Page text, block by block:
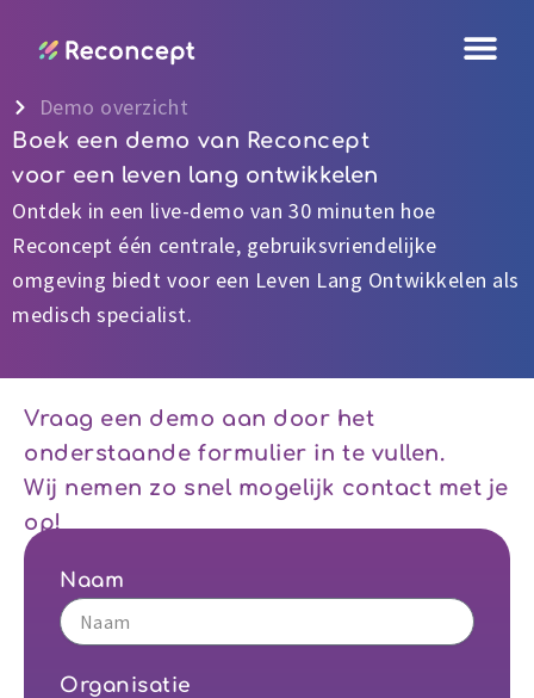
naar
inhoudDemo overzicht
Boek een demo van Reconcept
voor een leven lang ontwikkelen
Ontdek in een live-demo van 30 minuten hoe
Reconcept één centrale, gebruiksvriendelijke
omgeving biedt voor een Leven Lang Ontwikkelen als
medisch specialist.
Vraag een demo aan door het
onderstaande formulier in te vullen.
Wij nemen zo snel mogelijk contact met je
op!
Naam
Organisatie